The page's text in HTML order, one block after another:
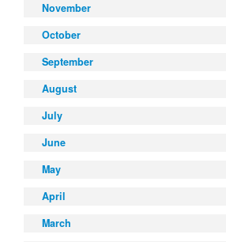
November
October
September
August
July
June
May
April
March